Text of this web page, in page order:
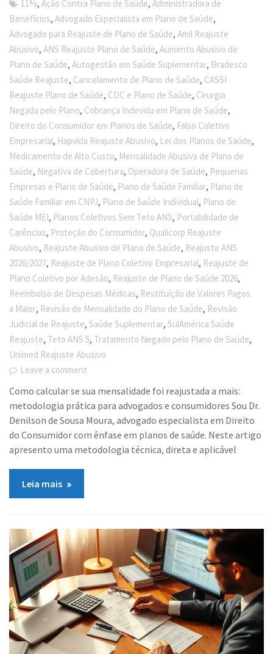
11%,Ação Contra Plano de Saúde,Administradora de
Benefícios,Advogado Especialista em Plano de Saúde,
Advogado para Reajuste de Plano de Saúde,Amil Reajuste
Abusivo,ANS Reajuste Plano de Saúde,Aumento Abusivo de
Plano de Saúde,Autogestão em Saúde Suplementar, Bradesco
Saúde Reajuste, Cancelamento de Plano de Saúde, CASSI
Reajuste Plano de Saúde, CDC e Plano de Saúde, Cirurgia
Negada pelo Plano, Cobrança Indevida em Plano de Saúde,
Direito do Consumidor em Planos de Saúde, Falso Coletivo
Empresarial, Hapvida Reajuste Abusivo, Lei dos Planos de Saúde,
Medicamento de Alto Custo, Mensalidade Abusiva de Plano de
Saúde, Negativa de Cobertura, Operadora de Saúde, Pequenas
Empresas e Plano de Saúde, Plano de Saúde Familiar, Plano de
Saúde Familiar em CNPJ, Plano de Saúde Individual, Plano de
Saúde MEI, Planos Coletivos Sem Teto ANS, Portabilidade de
Carências, Proteção do Consumidor, Qualicorp Reajuste
Abusivo, Reajuste Abusivo de Plano de Saúde, Reajuste ANS
2026/2027, Reajuste de Plano Coletivo Empresarial, Reajuste de
Plano Coletivo por Adesão, Reajuste de Plano de Saúde 2026,
Reembolso de Despesas Médicas, Restituição de Valores Pagos
a Maior, Revisão de Mensalidade do Plano de Saúde, Revisão
Judicial de Reajuste,Saúde Suplementar,SulAmérica Saúde
Reajuste, Teto ANS 5, Tratamento Negado pelo Plano de Saúde,
Unimed Reajuste Abusivo
Leave a comment
Como calcular se sua mensalidade foi reajustada a mais:
metodologia prática para advogados e consumidores Sou Dr.
Denilson de Sousa Moura, advogado especialista em Direito
do Consumidor com ênfase em planos de saúde. Neste artigo
apresento uma metodologia técnica, direta e aplicável
Leia mais